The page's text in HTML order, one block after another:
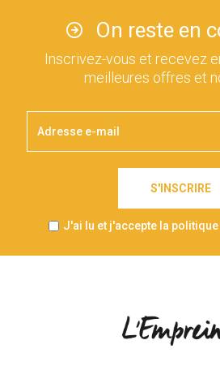
On reste en
Inscrivez-vous et recevez
meilleures offres et
S'INSCRIRE
J'ai lu et j'accepte la